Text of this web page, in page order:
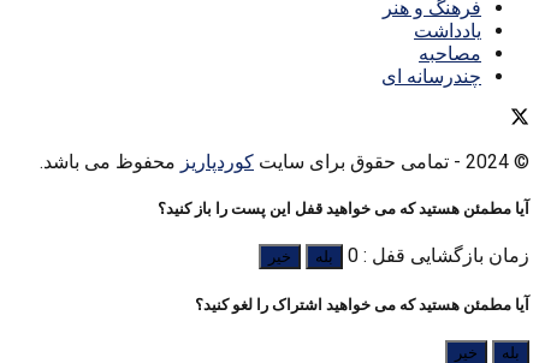
فرهنگ و هنر
یادداشت
مصاحبه
چندرسانه ای
© 2024 - تمامی حقوق برای سایت کوردپاریز محفوظ می باشد.
آیا مطمئن هستید که می خواهید قفل این پست را باز کنید؟
زمان بازگشایی قفل : 0 بله خیر
آیا مطمئن هستید که می خواهید اشتراک را لغو کنید؟
بله خیر